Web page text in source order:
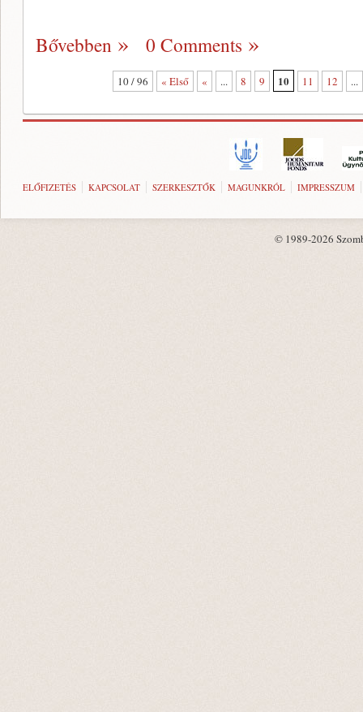
Bővebben 0 Comments
10 / 96 « Első « ... 8 9 10 11 12 ...
ELŐFIZETÉS KAPCSOLAT SZERKESZTŐK MAGUNKRÓL IMPRESSZUM
© 1989-2026